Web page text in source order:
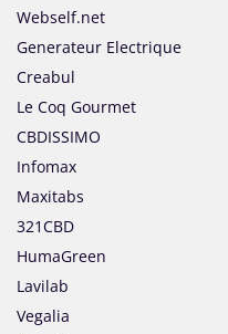
Webself.net
Generateur Electrique
Creabul
Le Coq Gourmet
CBDISSIMO
Infomax
Maxitabs
321CBD
HumaGreen
Lavilab
Vegalia